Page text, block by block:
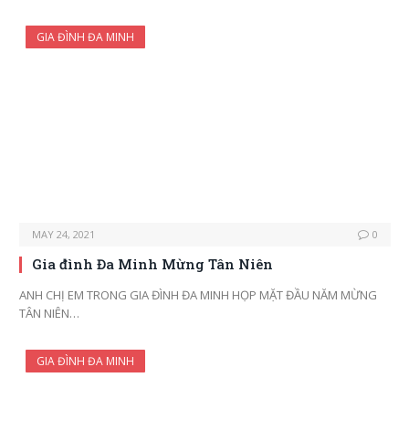
GIA ĐÌNH ĐA MINH
MAY 24, 2021 0
Gia đình Đa Minh Mừng Tân Niên
ANH CHỊ EM TRONG GIA ĐÌNH ĐA MINH HỌP MẶT ĐẦU NĂM MỪNG
TÂN NIÊN…
GIA ĐÌNH ĐA MINH